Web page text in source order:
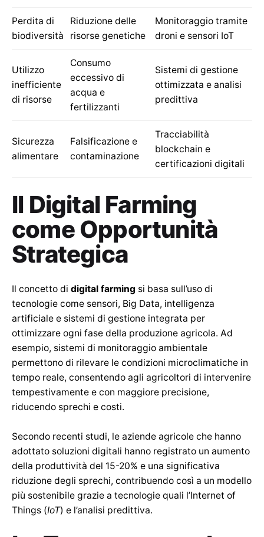
Perdita di
biodiversità
Riduzione delle
risorse genetiche
Monitoraggio tramite
droni e sensori IoT
Utilizzo
inefficiente
di risorse
Consumo
eccessivo di
acqua e
fertilizzanti
Sistemi di gestione
ottimizzata e analisi
predittiva
Sicurezza
alimentare
Falsificazione e
contaminazione
Tracciabilità
blockchain e
certificazioni digitali
Il Digital Farming
come Opportunità
Strategica
Il concetto di digital farming si basa sull’uso di
tecnologie come sensori, Big Data, intelligenza
artificiale e sistemi di gestione integrata per
ottimizzare ogni fase della produzione agricola. Ad
esempio, sistemi di monitoraggio ambientale
permettono di rilevare le condizioni microclimatiche in
tempo reale, consentendo agli agricoltori di intervenire
tempestivamente e con maggiore precisione,
riducendo sprechi e costi.
Secondo recenti studi, le aziende agricole che hanno
adottato soluzioni digitali hanno registrato un aumento
della produttività del 15-20% e una significativa
riduzione degli sprechi, contribuendo così a un modello
più sostenibile grazie a tecnologie quali l’Internet of
Things (IoT) e l’analisi predittiva.